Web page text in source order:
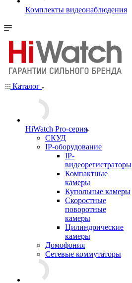
Комплекты видеонаблюдения
Каталог
HiWatch Pro-серия
CКУД
IP-оборудование
IP-
видеорегистраторы
Компактные
камеры
Купольные камеры
Скоростные
поворотные
камеры
Цилиндрические
камеры
Домофония
Сетевые коммутаторы